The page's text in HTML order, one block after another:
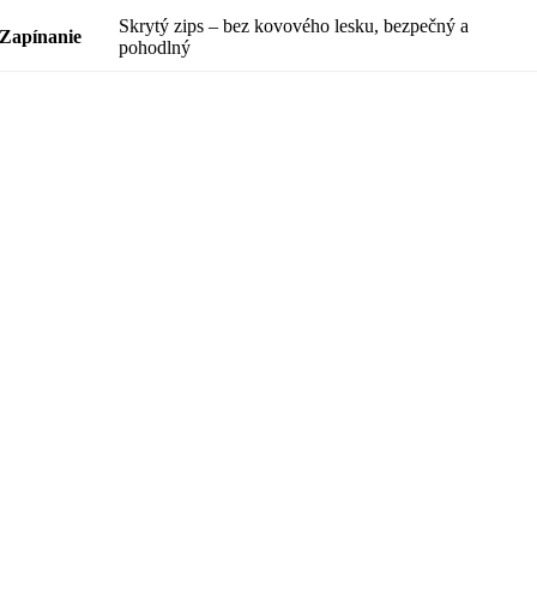
Zapínanie
Skrytý zips – bez kovového lesku, bezpečný a
pohodlný